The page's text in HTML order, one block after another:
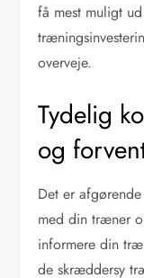
få mest muligt
overveje.
Tydelig
og
Det er
med din træner
informere din
de skræddersy